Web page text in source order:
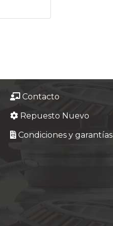
Contacto
Repuesto Nuevo
Condiciones y garantías